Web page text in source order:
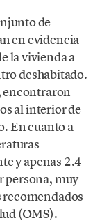
de
en evidencia
la vivienda a
deshabitado.
encontraron
al interior de
En cuanto a
y apenas 2.4
persona, muy
recomendados
(OMS).